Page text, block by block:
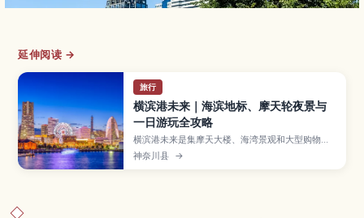
延伸阅读 →
旅行
横滨港未来｜海滨地标、摩天轮夜景与
一日游玩全攻略
横滨港未来是集摩天大楼、海湾景观和大型购物设
施于一体的现代海滨区域，巨型摩天轮与港口夜景
非常有名。本文将介绍地标塔、Cosmo World 游
神奈川县 →